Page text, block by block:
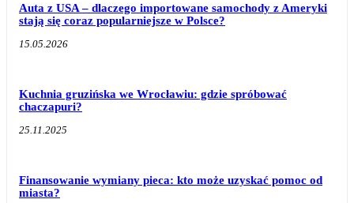
Auta z USA – dlaczego importowane samochody z Ameryki
stają się coraz popularniejsze w Polsce?
15.05.2026
Kuchnia gruzińska we Wrocławiu: gdzie spróbować
chaczapuri?
25.11.2025
Finansowanie wymiany pieca: kto może uzyskać pomoc od
miasta?